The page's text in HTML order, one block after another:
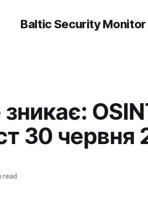
Baltic Security Monitor
30 червня
read